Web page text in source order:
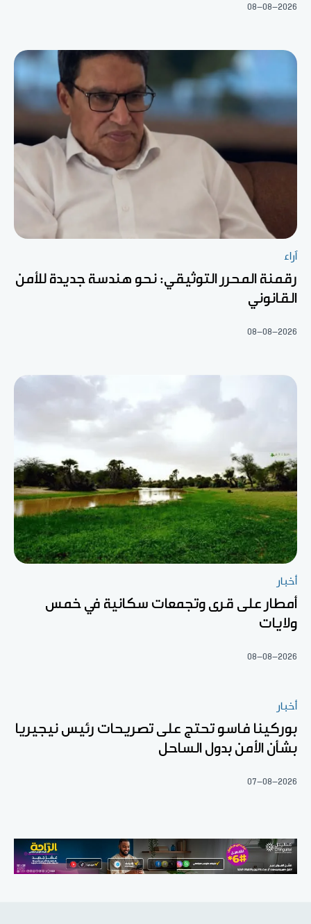
08-08-2026
آراء
رقمنة المحرر التوثيقي: نحو هندسة جديدة للأمن
القانوني
08-08-2026
أخبار
أمطار على قرى وتجمعات سكانية في خمس
ولايات
08-08-2026
أخبار
بوركينا فاسو تحتج على تصريحات رئيس نيجيريا
بشأن الأمن بدول الساحل
07-08-2026